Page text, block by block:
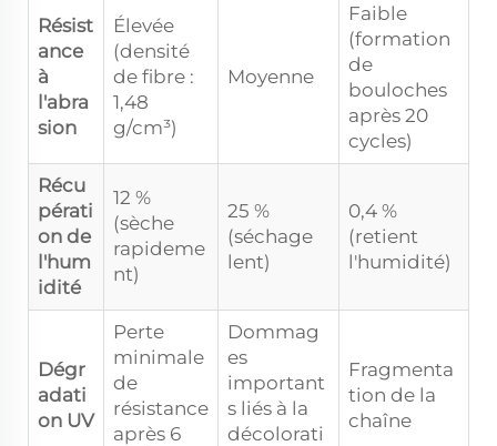
Résist
ance
à
l'abra
sion
Élevée
(densité
de fibre :
1,48
g/cm³)
Moyenne
Faible
(formation
de
bouloches
après 20
cycles)
Récu
pérati
on de
l'hum
idité
12 %
(sèche
rapideme
nt)
25 %
(séchage
lent)
0,4 %
(retient
l'humidité)
Dégr
adati
on UV
Perte
minimale
de
résistance
après 6
Dommag
es
important
s liés à la
décolorati
Fragmenta
tion de la
chaîne